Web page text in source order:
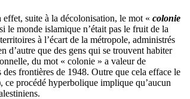
suite à la décolonisation, le mot « colonie
le monde islamique n’était pas le fruit de la
à l’écart de la métropole, administrés
d’autre que des gens qui se trouvent habiter
du mot « colonie » a valeur de
frontières de 1948. Outre que cela efface le
ce procédé hyperbolique implique qu’aucun